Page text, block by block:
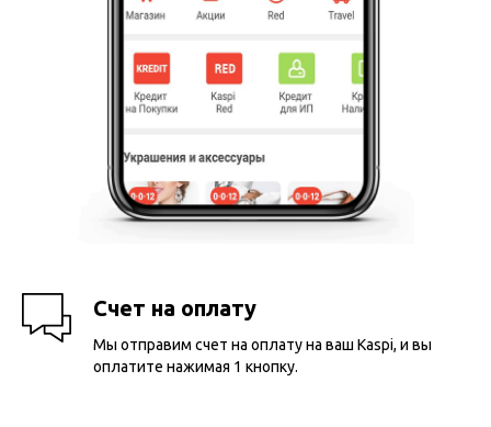
Счет на оплату
Мы отправим счет на оплату на ваш Kaspi, и вы
оплатите нажимая 1 кнопку.